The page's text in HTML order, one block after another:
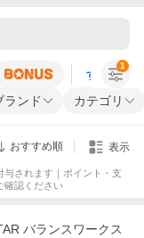
すべての条
ランド カテゴリ
1
おすすめ順 表示
与されます｜ポイント・支
確認ください
バランスワークス